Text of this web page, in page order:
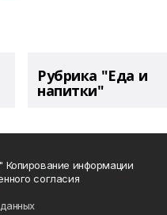
Рубрика "Еда и
напитки"
информации
согласия